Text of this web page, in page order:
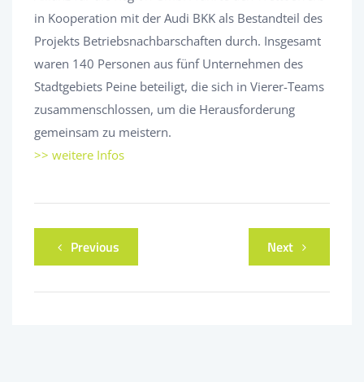
in Kooperation mit der Audi BKK als Bestandteil des
Projekts Betriebsnachbarschaften durch. Insgesamt
waren 140 Personen aus fünf Unternehmen des
Stadtgebiets Peine beteiligt, die sich in Vierer-Teams
zusammenschlossen, um die Herausforderung
gemeinsam zu meistern.
>> weitere Infos
Previous Next